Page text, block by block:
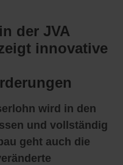
der JVA
innovative
wird in den
und vollständig
geht auch die